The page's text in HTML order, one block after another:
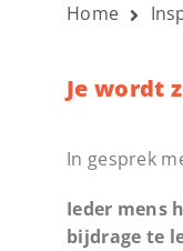
Home
Je wordt
In gesprek
Ieder mens
bijdrage te